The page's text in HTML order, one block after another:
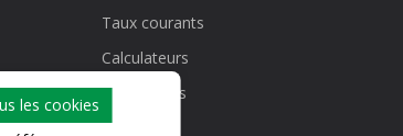
les cookies
Taux courants
Calculateurs
Promotions